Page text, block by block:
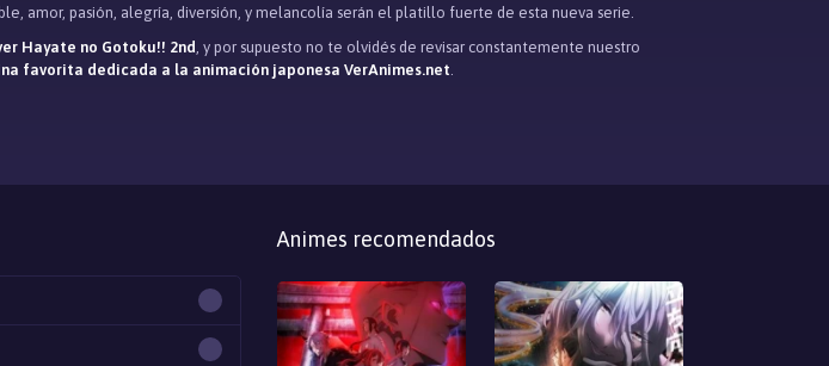
amor, pasión, alegría, diversión, y melancolía serán el platillo fuerte de esta nueva serie.
Hayate no Gotoku!! 2nd, y por supuesto no te olvidés de revisar constantemente nuestro
favorita dedicada a la animación japonesa VerAnimes.net.
Animes recomendados